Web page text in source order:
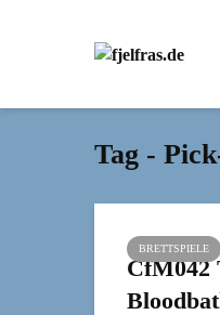
Tag -
BRETTSPIELE
CfM042